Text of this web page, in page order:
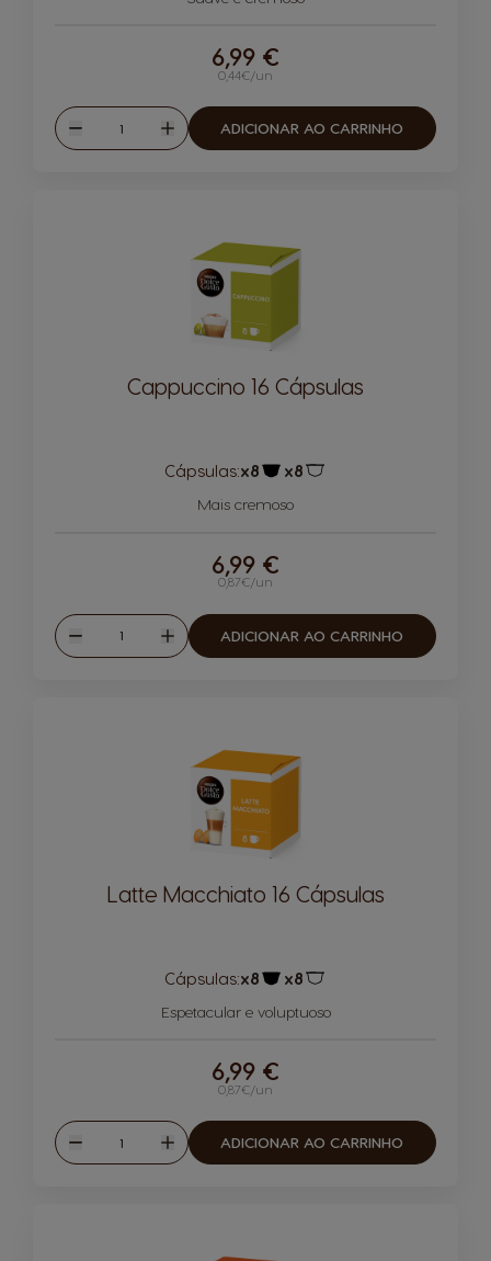
0,44€/un
6,99 €
Reduzir
Quantidade
Aumentar
ADICIONAR AO CARRINHO
Cappuccino 16 Cápsulas
Cápsulas:x8 x8
Mais cremoso
0,87€/un
6,99 €
Reduzir
Quantidade
Aumentar
ADICIONAR AO CARRINHO
Latte Macchiato 16 Cápsulas
Cápsulas:x8 x8
Espetacular e voluptuoso
0,87€/un
6,99 €
Reduzir
Quantidade
Aumentar
ADICIONAR AO CARRINHO